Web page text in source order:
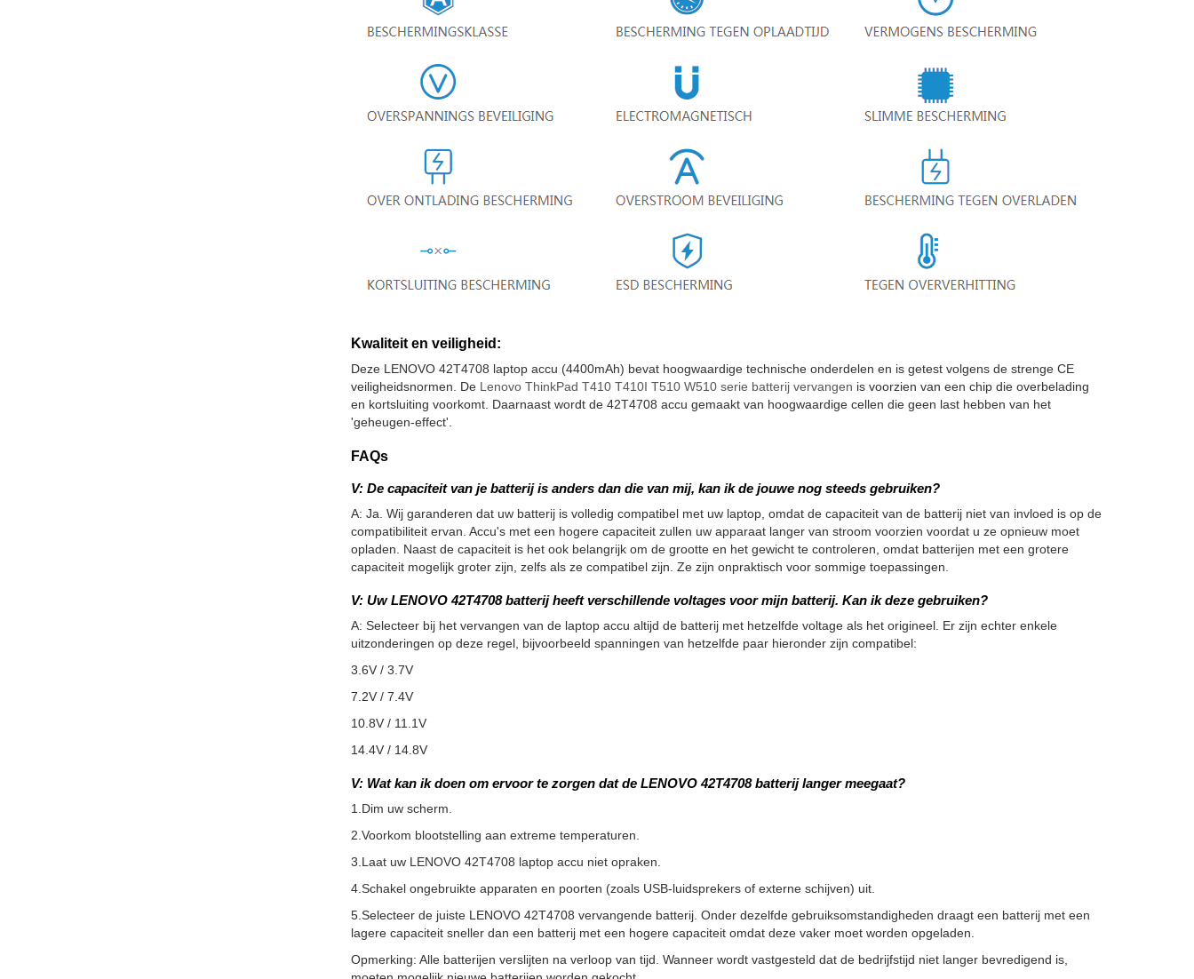
Kwaliteit en veiligheid:
Deze LENOVO 42T4708 laptop accu (4400mAh) bevat hoogwaardige technische onderdelen en is getest volgens de strenge CE
veiligheidsnormen. De Lenovo ThinkPad T410 T410I T510 W510 serie batterij vervangen is voorzien van een chip die overbelading
en kortsluiting voorkomt. Daarnaast wordt de 42T4708 accu gemaakt van hoogwaardige cellen die geen last hebben van het
'geheugen-effect'.
FAQs
V: De capaciteit van je batterij is anders dan die van mij, kan ik de jouwe nog steeds gebruiken?
A: Ja. Wij garanderen dat uw batterij is volledig compatibel met uw laptop, omdat de capaciteit van de batterij niet van invloed is op de
compatibiliteit ervan. Accu's met een hogere capaciteit zullen uw apparaat langer van stroom voorzien voordat u ze opnieuw moet
opladen. Naast de capaciteit is het ook belangrijk om de grootte en het gewicht te controleren, omdat batterijen met een grotere
capaciteit mogelijk groter zijn, zelfs als ze compatibel zijn. Ze zijn onpraktisch voor sommige toepassingen.
V: Uw LENOVO 42T4708 batterij heeft verschillende voltages voor mijn batterij. Kan ik deze gebruiken?
A: Selecteer bij het vervangen van de laptop accu altijd de batterij met hetzelfde voltage als het origineel. Er zijn echter enkele
uitzonderingen op deze regel, bijvoorbeeld spanningen van hetzelfde paar hieronder zijn compatibel:
3.6V / 3.7V
7.2V / 7.4V
10.8V / 11.1V
14.4V / 14.8V
V: Wat kan ik doen om ervoor te zorgen dat de LENOVO 42T4708 batterij langer meegaat?
1.Dim uw scherm.
2.Voorkom blootstelling aan extreme temperaturen.
3.Laat uw LENOVO 42T4708 laptop accu niet opraken.
4.Schakel ongebruikte apparaten en poorten (zoals USB-luidsprekers of externe schijven) uit.
5.Selecteer de juiste LENOVO 42T4708 vervangende batterij. Onder dezelfde gebruiksomstandigheden draagt een batterij met een
lagere capaciteit sneller dan een batterij met een hogere capaciteit omdat deze vaker moet worden opgeladen.
Opmerking: Alle batterijen verslijten na verloop van tijd. Wanneer wordt vastgesteld dat de bedrijfstijd niet langer bevredigend is,